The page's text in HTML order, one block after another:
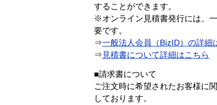
することができます。
※オンライン見積書発行には、
要です。
⇒一般法人会員（BizID）の詳細
⇒ 見積書について詳細はこちら
■請求書について
ご注文時に希望されたお客様に
しております。